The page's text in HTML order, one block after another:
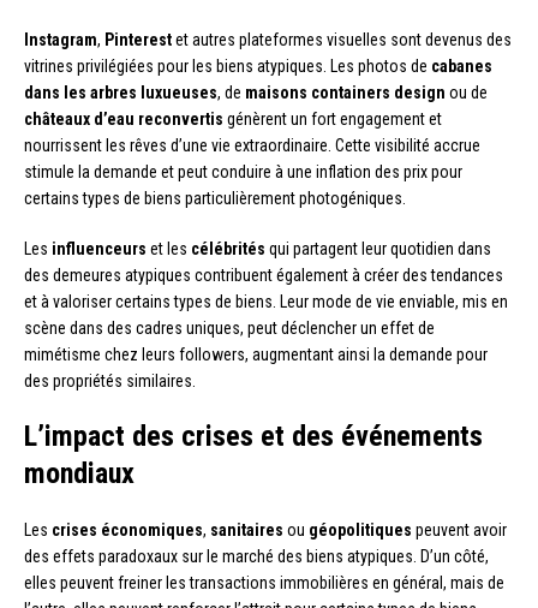
Instagram, Pinterestet autres plateformes visuelles sont devenus des
vitrines privilégiées pour les biens atypiques. Les photos de cabanes
dans les arbres luxueuses, de maisons containers design ou de
châteaux d’eau reconvertis génèrent un fort engagement et
nourrissent les rêves d’une vie extraordinaire. Cette visibilité accrue
stimule la demande et peut conduire à une inflation des prix pour
certains types de biens particulièrement photogéniques.
Les influenceurs et les célébrités qui partagent leur quotidien dans
des demeures atypiques contribuent également à créer des tendances
et à valoriser certains types de biens. Leur mode de vie enviable, mis en
scène dans des cadres uniques, peut déclencher un effet de
mimétisme chez leurs followers, augmentant ainsi la demande pour
des propriétés similaires.
L’impact des crises et des événements
mondiaux
Les crises économiques, sanitaires ou géopolitiques peuvent avoir
des effets paradoxaux sur le marché des biens atypiques. D’un côté,
elles peuvent freiner les transactions immobilières en général, mais de